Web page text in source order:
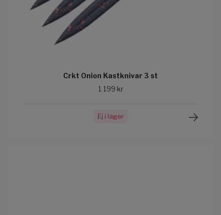
Crkt Onion Kastknivar 3 st
1 199 kr
Ej i lager